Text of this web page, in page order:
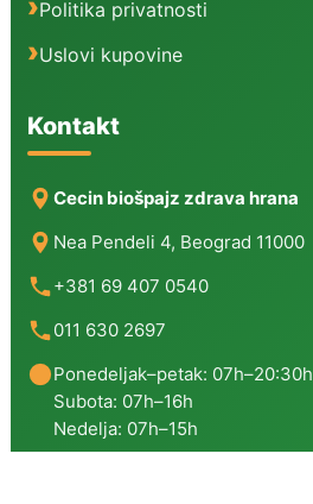
Politika privatnosti
Uslovi kupovine
Kontakt
Cecin biošpajz zdrava hrana
Nea Pendeli 4, Beograd 11000
+381 69 407 0540
011 630 2697
Ponedeljak–petak: 07h–20:30h
Subota: 07h–16h
Nedelja: 07h–15h